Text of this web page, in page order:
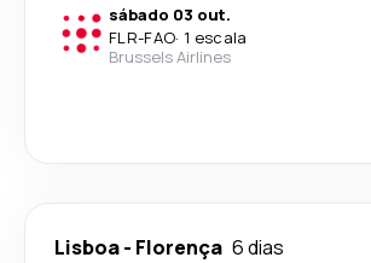
sábado 03 out.
FLR-FAO· 1 escala
Brussels Airlines
Lisboa- Florença 6 dias